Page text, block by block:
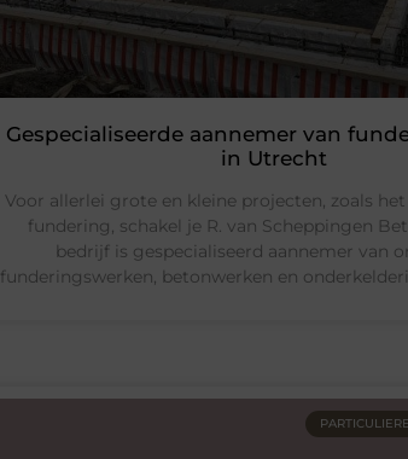
Gespecialiseerde aannemer van
in Utrecht
Voor allerlei grote en kleine projecten, zoals
fundering, schakel je R. van Scheppingen
bedrijf is gespecialiseerd aannemer van
funderingswerken, betonwerken en